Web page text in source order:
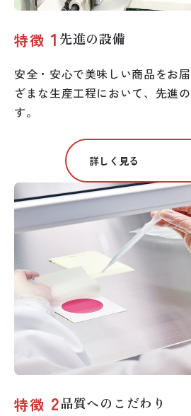
特徴 1 先進の設備
安全・安心で美味しい商品をお
ざまな生産工程において、先進
す。
詳しく見る
特徴 2品質へのこだわり